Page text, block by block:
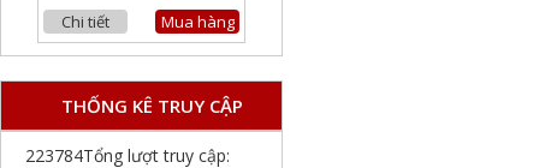
Chi tiết Mua hàng
THỐNG KÊ TRUY CẬP
223784Tổng lượt truy cập: